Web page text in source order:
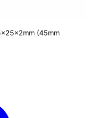
(45mm